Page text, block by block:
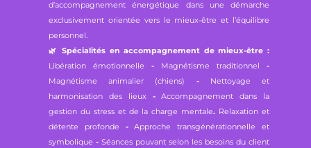
d’accompagnement énergétique dans une démarche
exclusivement orientée vers le mieux-être et l’équilibre
personnel.
🌿
Spécialités en accompagnement de mieux-être :
Libération émotionnelle - Magnétisme traditionnel
-
Magnétisme animalier (chiens)
- Nettoyage et
harmonisation des lieux-Accompagnement dans la
gestion du stress et de la charge mentale. Relaxation et
détente profonde -Approche transgénérationnelle et
symbolique - Séances pouvant selon les besoins du client